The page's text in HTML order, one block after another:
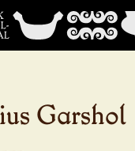
Garshol